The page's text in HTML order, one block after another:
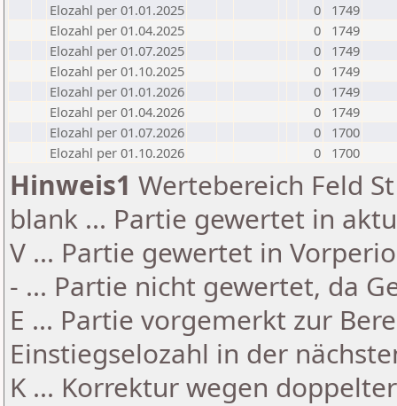
Elozahl per 01.01.2025
0
1749
Elozahl per 01.04.2025
0
1749
Elozahl per 01.07.2025
0
1749
Elozahl per 01.10.2025
0
1749
Elozahl per 01.01.2026
0
1749
Elozahl per 01.04.2026
0
1749
Elozahl per 01.07.2026
0
1700
Elozahl per 01.10.2026
0 1700
Hinweis1 Wertebereich Feld
blank ... Partie gewertet in
V ... Partie gewertet in
- ... Partie nicht gewertet, da
E ... Partie vorgemerkt zur
Einstiegselozahl in der
K ... Korrektur wegen